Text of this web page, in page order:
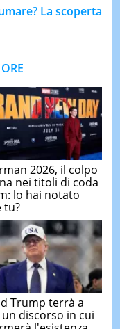
La scoperta
2026, il colpo
nei titoli di coda
lo hai notato
tu?
Trump terrà a
discorso in cui